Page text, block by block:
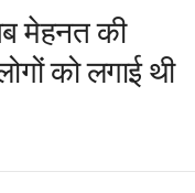
मेहनत की
को लगाई थी